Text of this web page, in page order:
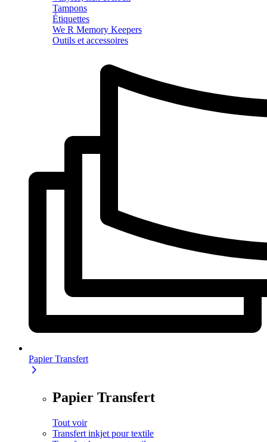
Tampons
Étiquettes
We R Memory Keepers
Outils et accessoires
Papier Transfert
Papier Transfert
Tout voir
Transfert inkjet pour textile